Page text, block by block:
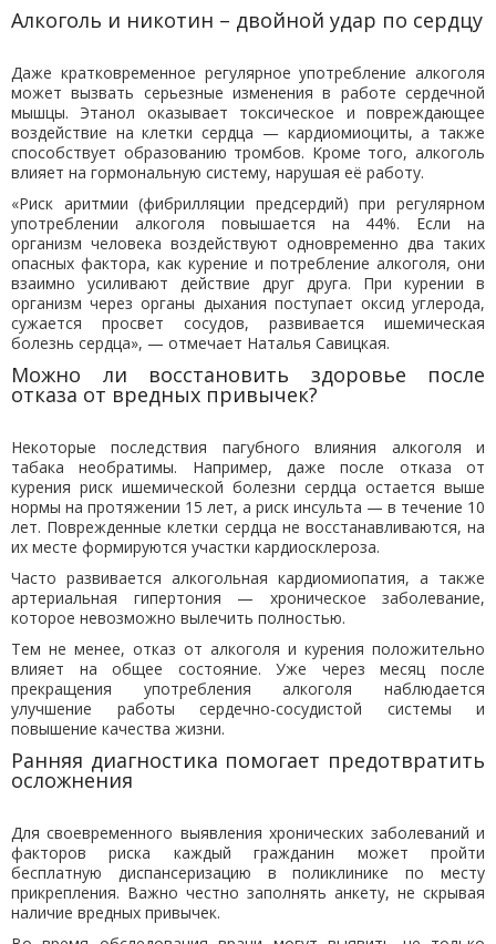
Алкоголь и никотин – двойной удар по сердцу
Даже кратковременное регулярное употребление алкоголя
может вызвать серьезные изменения в работе сердечной
мышцы. Этанол оказывает токсическое и повреждающее
воздействие на клетки сердца — кардиомиоциты, а также
способствует образованию тромбов. Кроме того, алкоголь
влияет на гормональную систему, нарушая её работу.
«Риск аритмии (фибрилляции предсердий) при регулярном
употреблении алкоголя повышается на 44%. Если на
организм человека воздействуют одновременно два таких
опасных фактора, как курение и потребление алкоголя, они
взаимно усиливают действие друг друга. При курении в
организм через органы дыхания поступает оксид углерода,
сужается просвет сосудов, развивается ишемическая
болезнь сердца», — отмечает Наталья Савицкая.
Можно ли восстановить здоровье после
отказа от вредных привычек?
Некоторые последствия пагубного влияния алкоголя и
табака необратимы. Например, даже после отказа от
курения риск ишемической болезни сердца остается выше
нормы на протяжении 15 лет, а риск инсульта — в течение 10
лет. Поврежденные клетки сердца не восстанавливаются, на
их месте формируются участки кардиосклероза.
Часто развивается алкогольная кардиомиопатия, а также
артериальная гипертония — хроническое заболевание,
которое невозможно вылечить полностью.
Тем не менее, отказ от алкоголя и курения положительно
влияет на общее состояние. Уже через месяц после
прекращения употребления алкоголя наблюдается
улучшение работы сердечно-сосудистой системы и
повышение качества жизни.
Ранняя диагностика помогает предотвратить
осложнения
Для своевременного выявления хронических заболеваний и
факторов риска каждый гражданин может пройти
бесплатную диспансеризацию в поликлинике по месту
прикрепления. Важно честно заполнять анкету, не скрывая
наличие вредных привычек.